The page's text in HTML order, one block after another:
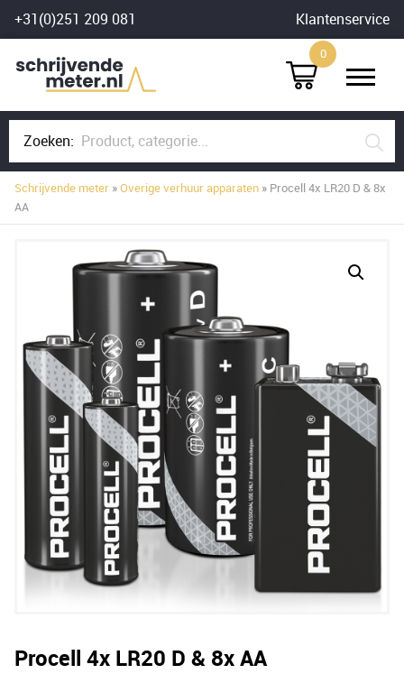
Skip
to
content
+31(0)251 209 081 Klantenservice
0
Zoeken:
Schrijvende meter »Overige verhuur apparaten » Procell 4x LR20 D & 8x
AA
Procell 4x LR20 D & 8x AA